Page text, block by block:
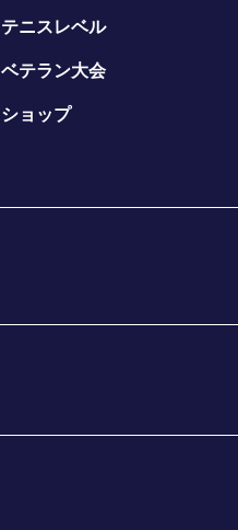
テニスレベル
ベテラン大会
ショップ